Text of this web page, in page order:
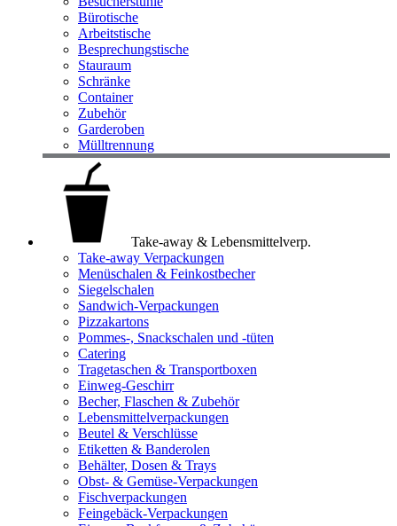
Bürotische
Arbeitstische
Besprechungstische
Stauraum
Schränke
Container
Zubehör
Garderoben
Mülltrennung
Take-away & Lebensmittelverp.
Take-away Verpackungen
Menüschalen & Feinkostbecher
Siegelschalen
Sandwich-Verpackungen
Pizzakartons
Pommes-, Snackschalen und -tüten
Catering
Tragetaschen & Transportboxen
Einweg-Geschirr
Becher, Flaschen & Zubehör
Lebensmittelverpackungen
Beutel & Verschlüsse
Etiketten & Banderolen
Behälter, Dosen & Trays
Obst- & Gemüse-Verpackungen
Fischverpackungen
Feingebäck-Verpackungen